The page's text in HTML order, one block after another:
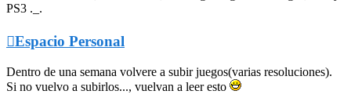
PS3 ._.
Espacio Personal
Dentro de una semana volvere a subir juegos(varias resoluciones).
Si no vuelvo a subirlos..., vuelvan a leer esto